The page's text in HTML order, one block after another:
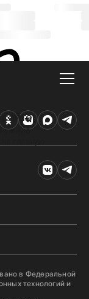
нужную
в Федеральной
технологий и